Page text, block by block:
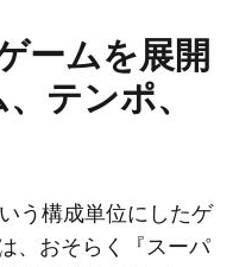
ームを展開
テンポ、
う構成単位にしたゲ
、おそらく『スーパ